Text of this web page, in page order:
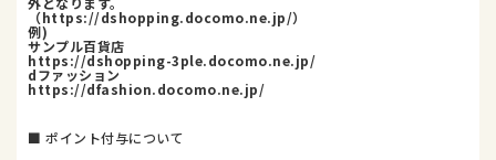
（https://dshopping.docomo.ne.jp/）
例)
サンプル百貨店
https://dshopping-3ple.docomo.ne.jp/
dファッション
https://dfashion.docomo.ne.jp/
■ ポイント付与について